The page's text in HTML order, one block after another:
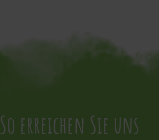
So erreichen Sie uns